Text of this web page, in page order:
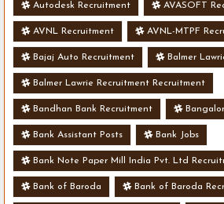
Autodesk Recruitment AVASOFT
AVNL Recruitment AVNL-MTPF
Bajaj Auto Recruitment Balmer
Balmer Lawrie Recruitment Recruitment
Bandhan Bank Recruitment
Bank Assistant Posts Bank Jobs
Bank Note Paper Mill India Pvt. Ltd
Bank of Baroda Bank of Baroda